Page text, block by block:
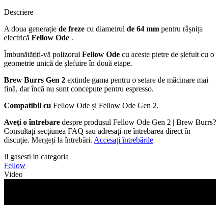
Descriere
A doua generație de freze cu diametrul de 64 mm pentru râșnița
electrică Fellow Ode .
Îmbunătățiți-vă polizorul Fellow Ode cu aceste pietre de șlefuit cu o
geometrie unică de șlefuire în două etape.
Brew Burrs Gen 2 extinde gama pentru o setare de măcinare mai
fină, dar încă nu sunt concepute pentru espresso.
Compatibil cu Fellow Ode și Fellow Ode Gen 2.
Aveți o întrebare despre produsul Fellow Ode Gen 2 | Brew Burrs?
Consultați secțiunea FAQ sau adresați-ne întrebarea direct în
discuție. Mergeți la întrebări. Accesați întrebările
Il gasesti in categoria
Fellow
Video